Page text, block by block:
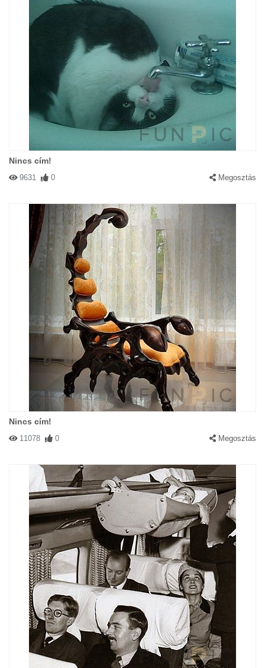
Nincs cím!
9631 0 Megosztás
Nincs cím!
11078 0 Megosztás